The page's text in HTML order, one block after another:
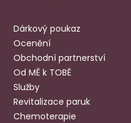
Dárkový poukaz
Ocenění
Obchodní partnerství
Od MĚ k TOBĚ
Služby
Revitalizace paruk
Chemoterapie